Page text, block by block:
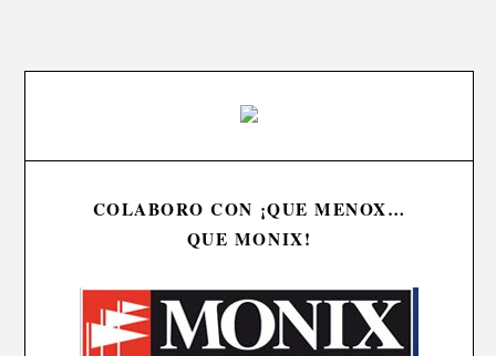
COLABORO CON ¡QUE MENOX…
QUE MONIX!